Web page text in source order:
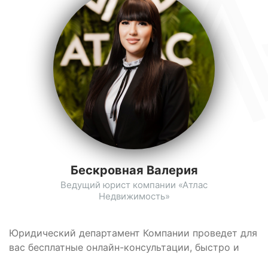
Юридический департамент Компании проведет для
вас бесплатные онлайн-консультации, быстро и
Бескровная Валерия
Ведущий юрист компании «Атлас
Недвижимость»